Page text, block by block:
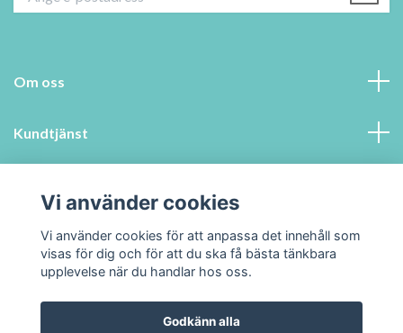
Om oss
Kundtjänst
Sociala medier
Vi använder cookies
Vi använder cookies för att anpassa det innehåll som
visas för dig och för att du ska få bästa tänkbara
upplevelse när du handlar hos oss.
Godkänn alla